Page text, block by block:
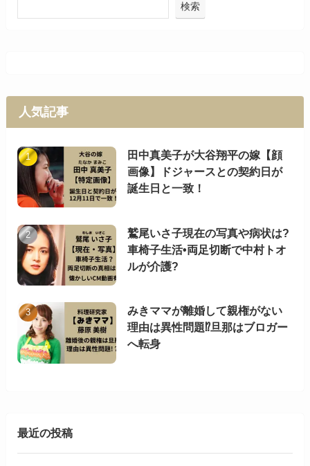
検索
人気記事
田中真美子が大谷翔平の嫁【顔
画像】ドジャースとの契約日が
誕生日と一致！
鷲尾いさ子現在の写真や病状は?
車椅子生活•両足切断で中村トオ
ルが介護?
みきママが離婚して親権がない
理由は異性問題⁉︎旦那はブロガー
へ転身
最近の投稿